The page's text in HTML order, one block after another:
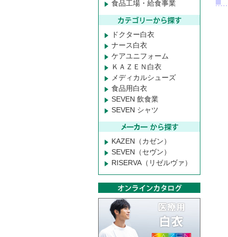
食品工場・給食事業
ドクター白衣
ナース白衣
ケアユニフォーム
ＫＡＺＥＮ白衣
メディカルシューズ
食品用白衣
SEVEN 飲食業
SEVEN シャツ
KAZEN（カゼン）
SEVEN（セヴン）
RISERVA（リゼルヴァ）